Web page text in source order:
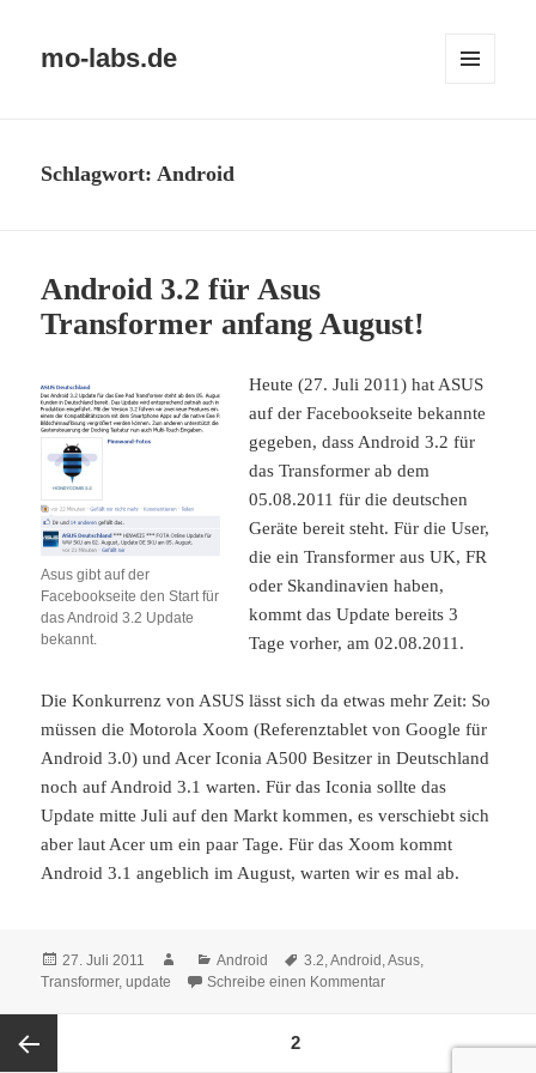
mo-labs.de
Schlagwort:Android
Android 3.2 für Asus
Transformer anfang August!
Asus gibt auf der
Facebookseite den Start für
das Android 3.2 Update
bekannt.
Heute (27. Juli 2011) hat ASUS
auf der Facebookseite bekannte
gegeben, dass Android 3.2 für
das Transformer ab dem
05.08.2011 für die deutschen
Geräte bereit steht. Für die User,
die ein Transformer aus UK, FR
oder Skandinavien haben,
kommt das Update bereits 3
Tage vorher, am 02.08.2011.
Die Konkurrenz von ASUS lässt sich da etwas mehr Zeit: So
müssen die Motorola Xoom (Referenztablet von Google für
Android 3.0) und Acer Iconia A500 Besitzer in Deutschland
noch auf Android 3.1 warten. Für das Iconia sollte das
Update mitte Juli auf den Markt kommen, es verschiebt sich
aber laut Acer um ein paar Tage. Für das Xoom kommt
Android 3.1 angeblich im August, warten wir es mal ab.
Veröffentlicht
am
27. Juli 2011 Autor Kategorien
Android Schlagwörter
3.2,Android ,Asus,
Transformer,update Schreibe einen Kommentarzu Android 3.2 für
der
SEITE2